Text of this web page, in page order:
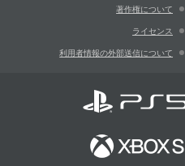
著作権について
ライセンス
利用者情報の外部送信について